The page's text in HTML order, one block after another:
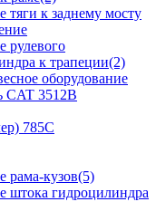
тяги к заднему мосту
рулевого
к трапеции(2)
оборудование
CAT 3512B
785C
рама-кузов(5)
штока гидроцилиндра